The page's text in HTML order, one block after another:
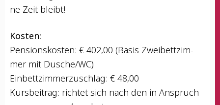
ne Zeit bleibt!
Kos­ten:
Pen­si­ons­kos­ten: € 402,00 (Basis Zwei­bett­zim­
mer mit Dusche/WC)
Ein­bett­zim­mer­zu­schlag: € 48,00
Kurs­bei­trag: rich­tet sich nach den in Anspruch